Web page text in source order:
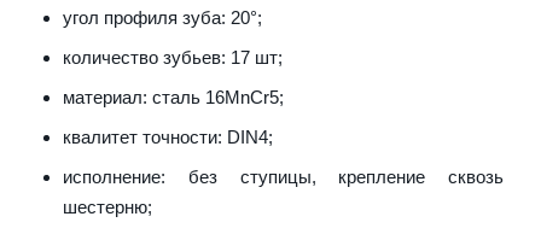
угол профиля зуба: 20°;
количество зубьев: 17 шт;
материал: сталь 16MnCr5;
квалитет точности: DIN4;
исполнение: без ступицы, крепление сквозь
шестерню;